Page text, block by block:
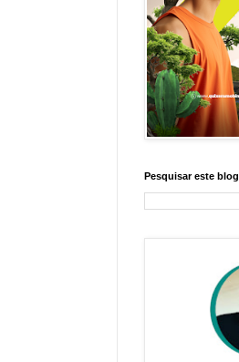
Pesquisar este blog